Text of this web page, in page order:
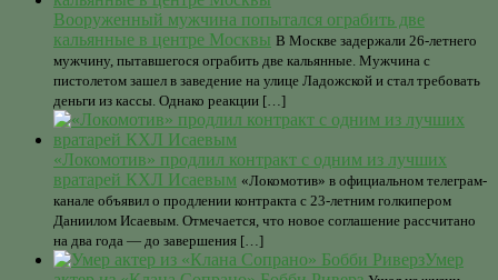
Вооруженный мужчина попытался ограбить две
кальянные в центре Москвы В Москве задержали 26-летнего
мужчину, пытавшегося ограбить две кальянные. Мужчина с
пистолетом зашел в заведение на улице Ладожской и стал требовать
деньги из кассы. Однако реакции […]
«Локомотив» продлил контракт с одним из лучших
вратарей КХЛ Исаевым «Локомотив» в официальном телеграм-
канале объявил о продлении контракта с 23-летним голкипером
Даниилом Исаевым. Отмечается, что новое соглашение рассчитано
на два года — до завершения […]
Умер